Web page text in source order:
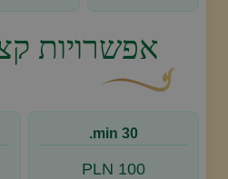
אפשרויות
30 min.
100 PLN